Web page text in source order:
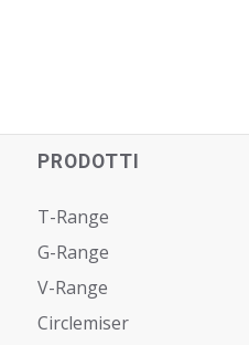
PRODOTTI
T-Range
G-Range
V-Range
Circlemiser